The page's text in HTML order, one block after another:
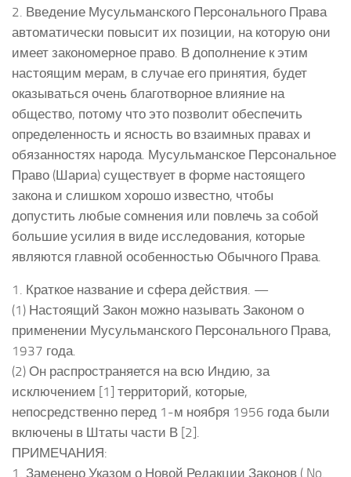
2. Введение Мусульманского Персонального Права
автоматически повысит их позиции, на которую они
имеет закономерное право. В дополнение к этим
настоящим мерам, в случае его принятия, будет
оказываться очень благотворное влияние на
общество, потому что это позволит обеспечить
определенность и ясность во взаимных правах и
обязанностях народа. Мусульманское Персональное
Право (Шариа) существует в форме настоящего
закона и слишком хорошо известно, чтобы
допустить любые сомнения или повлечь за собой
большие усилия в виде исследования, которые
являются главной особенностью Обычного Права.
1. Краткое название и сфера действия. —
(1) Настоящий Закон можно называть Законом о
применении Мусульманского Персонального Права,
1937 года.
(2) Он распространяется на всю Индию, за
исключением [1] территорий, которые,
непосредственно перед 1-м ноября 1956 года были
включены в Штаты части В [2].
ПРИМЕЧАНИЯ:
1. Заменено Указом о Новой Редакции Законов ( No.